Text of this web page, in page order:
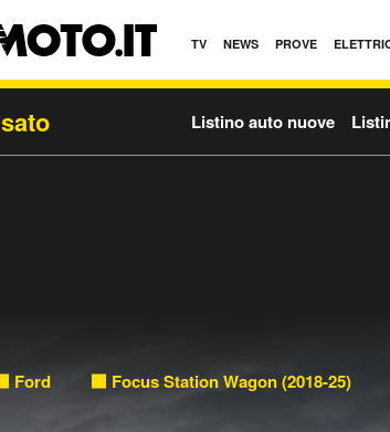
TV NEWS PROVE
Listino auto nuove
Ford Focus Station Wagon (2018-25)